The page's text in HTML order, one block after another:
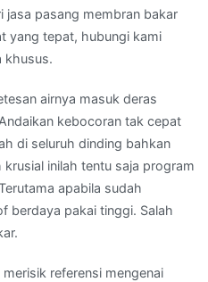
jasa pasang membran bakar
yang tepat, hubungi kami
khusus.
airnya masuk deras
kebocoran tak cepat
di seluruh dinding bahkan
inilah tentu saja program
apabila sudah
berdaya pakai tinggi. Salah
referensi mengenai